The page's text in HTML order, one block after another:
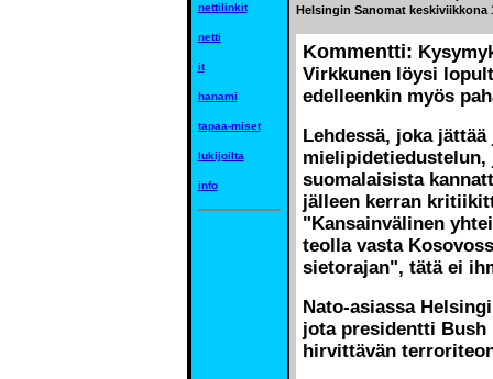
nettilinkit
netti
it
hanami
tapaa-miset
lukijoilta
info
Helsingin Sanomat keskiviikkona
Kommentti:
Virkkunen löysi
edelleenkin myös
Lehdessä, joka
mielipidetiedustelun,
suomalaisista
jälleen kerran
"Kansainvälinen
teolla vasta
sietorajan", tätä ei
Nato-asiassa
jota presidentti
hirvittävän